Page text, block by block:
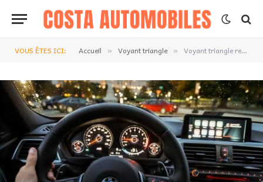
VOUS ÊTES ICI: Accueil » Voyant triangle » Voyant triangle reste allumé sur une Iveco Minivan : Comment faire ?